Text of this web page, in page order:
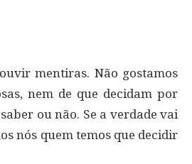
mentiras. Não gostamos
nem de que decidam por
ou não. Se a verdade vai
nós quem temos que decidir